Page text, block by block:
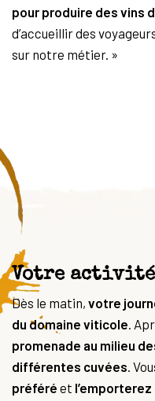
pour produire des vins
d’accueillir des
sur notre métier. »
Votre activité
Dès le matin, votre
du domaine viticole .
promenade au milieu
différentes cuvées .
préféré et